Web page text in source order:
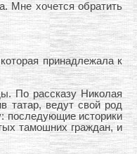
Мне хочется обратить
принадлежала к
По рассказу Николая
татар, ведут свой род
последующие историки
тамошних граждан, и